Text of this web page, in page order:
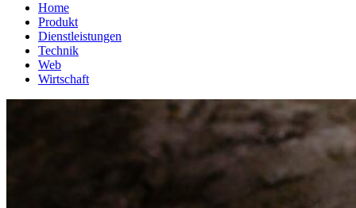
Home
Produkt
Dienstleistungen
Technik
Web
Wirtschaft